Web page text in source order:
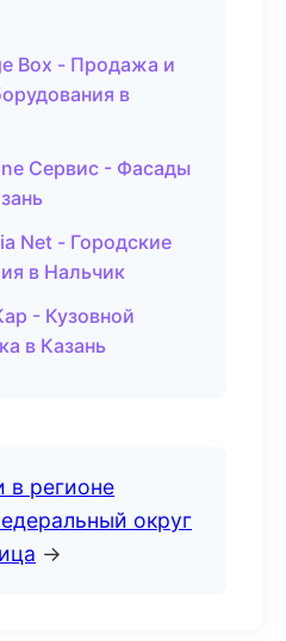
Box - Продажа и
в
Сервис - Фасады
Net - Городские
в Нальчик
- Кузовной
в Казань
в регионе
округ
→